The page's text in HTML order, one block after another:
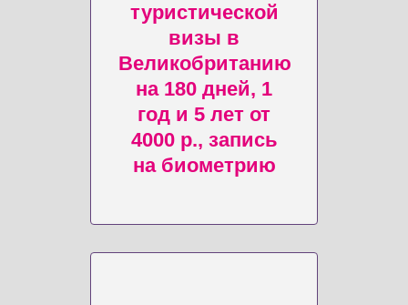
туристической
визы в
Великобританию
на 180 дней, 1
год и 5 лет от
4000 р., запись
на биометрию